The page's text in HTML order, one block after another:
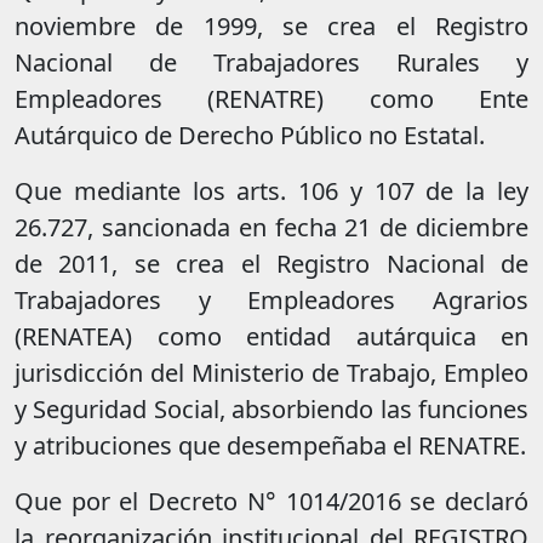
noviembre de 1999, se crea el Registro
Nacional de Trabajadores Rurales y
Empleadores (RENATRE) como Ente
Autárquico de Derecho Público no Estatal.
Que mediante los arts. 106 y 107 de la ley
26.727, sancionada en fecha 21 de diciembre
de 2011, se crea el Registro Nacional de
Trabajadores y Empleadores Agrarios
(RENATEA) como entidad autárquica en
jurisdicción del Ministerio de Trabajo, Empleo
y Seguridad Social, absorbiendo las funciones
y atribuciones que desempeñaba el RENATRE.
Que por el Decreto N° 1014/2016 se declaró